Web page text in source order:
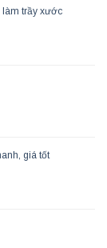
làm trầy xước
giá tốt